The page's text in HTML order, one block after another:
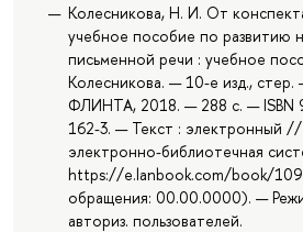
Колесникова, Н. И. От
учебное пособие по развитию
письменной речи : учебное
Колесникова. — 10-е изд., стер.
ФЛИНТА, 2018. — 288 с. — ISBN
162-3. — Текст : электронный //
электронно-библиотечная
https://e.lanbook.com/book/
обращения: 00.00.0000). —
авториз. пользователей.